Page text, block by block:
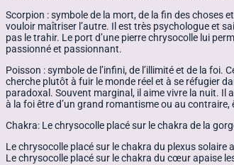
Scorpion : symbole de la mort, de la fin des choses
vouloir maîtriser l’autre. Il est très psychologue et
pas le trahir. Le port d’une pierre chrysocolle lui
passionné et passionnant.
Poisson : symbole de l’infini, de l’illimité et de la
cherche plutôt à fuir le monde réel et à se réfugier
paradoxal. Souvent marginal, il aime vivre la nuit. Il
à la foi être d’un grand romantisme ou au contraire,
Chakra: Le chrysocolle placé sur le chakra de la
Le chrysocolle placé sur le chakra du plexus
Le chrysocolle placé sur le chakra du cœur apaise